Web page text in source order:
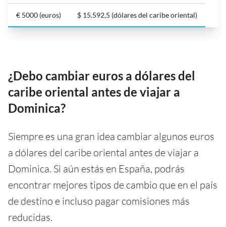
€ 5000 (euros) $ 15.592,5 (dólares del caribe oriental)
¿Debo cambiar euros a dólares del
caribe oriental antes de viajar a
Dominica?
Siempre es una gran idea cambiar algunos euros
a dólares del caribe oriental antes de viajar a
Dominica. Si aún estás en España, podrás
encontrar mejores tipos de cambio que en el país
de destino e incluso pagar comisiones más
reducidas.